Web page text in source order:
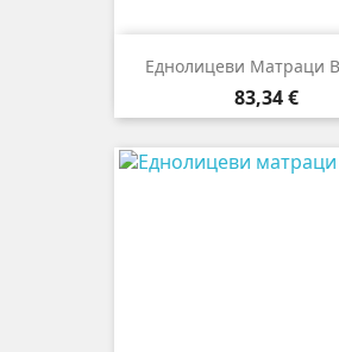
Еднолицеви Матраци
Цена
83,34 €